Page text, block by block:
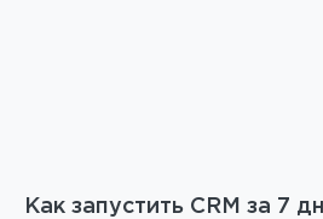
Как запустить CRM за 7